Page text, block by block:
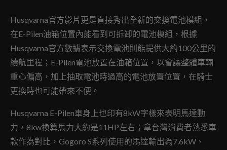
Husqvarna官方影片更是直接秀出全新的交換電池模組，
在E-Pilen油箱位置內能看到可拆卸的電池模組，根據
Husqvarna官方數據表示交換電池則能提供大約100公里的
續航里程；E-Pilen電池放置在油箱位置，以會讓整體車輛
重心偏高，加上抽取電池時過高的電池放置位置，在騎士
更換時也可能帶來不便。
Husqvarna E-Pilen車身上也印有8kW字樣來表明馬達動
力，8kw換算馬力大約是11HP左右；拿台灣消費者熟悉車
款作為對比，Gogoro S系列使用的馬達輸出為7.6kW、